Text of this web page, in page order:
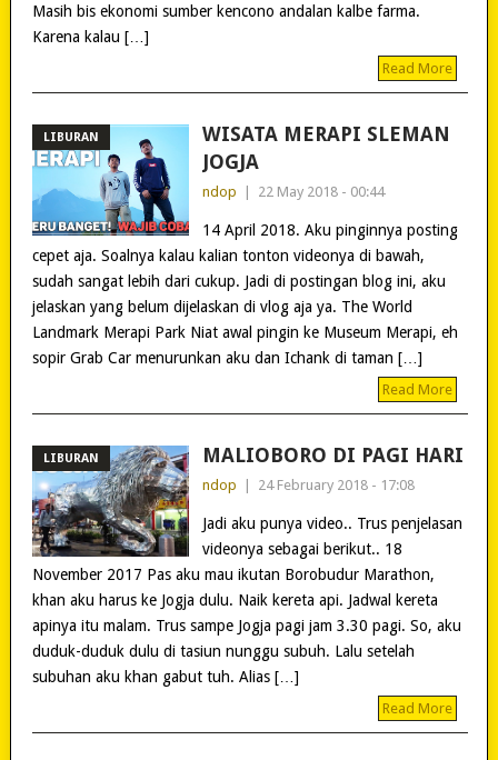
Masih bis ekonomi sumber kencono andalan kalbe farma.
Karena kalau […]
Read More
LIBURAN
WISATA MERAPI SLEMAN
JOGJA
ndop 22 May 2018 - 00:44
14 April 2018. Aku pinginnya posting
cepet aja. Soalnya kalau kalian tonton videonya di bawah,
sudah sangat lebih dari cukup. Jadi di postingan blog ini, aku
jelaskan yang belum dijelaskan di vlog aja ya. The World
Landmark Merapi Park Niat awal pingin ke Museum Merapi, eh
sopir Grab Car menurunkan aku dan Ichank di taman […]
Read More
LIBURAN MALIOBORO DI PAGI HARI
ndop 24 February 2018 - 17:08
Jadi aku punya video.. Trus penjelasan
videonya sebagai berikut.. 18
November 2017 Pas aku mau ikutan Borobudur Marathon,
khan aku harus ke Jogja dulu. Naik kereta api. Jadwal kereta
apinya itu malam. Trus sampe Jogja pagi jam 3.30 pagi. So, aku
duduk-duduk dulu di tasiun nunggu subuh. Lalu setelah
subuhan aku khan gabut tuh. Alias […]
Read More